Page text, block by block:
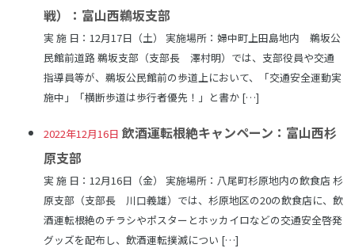
戦）：富山西鵜坂支部
実 施 日：12月17日（土） 実施場所：婦中町上田島地内 鵜坂公
民館前道路 鵜坂支部（支部長 澤村明）では、支部役員や交通
指導員等が、鵜坂公民館前の歩道上において、「交通安全運動実
施中」「横断歩道は歩行者優先！」と書か […]
2022年12月16日 飲酒運転根絶キャンペーン：富山西杉
原支部
実 施 日：12月16日（金） 実施場所：八尾町杉原地内の飲食店 杉
原支部（支部長 川口義雄）では、杉原地区の20の飲食店に、飲
酒運転根絶のチラシやポスターとホッカイロなどの交通安全啓発
グッズを配布し、飲酒運転撲滅につい […]